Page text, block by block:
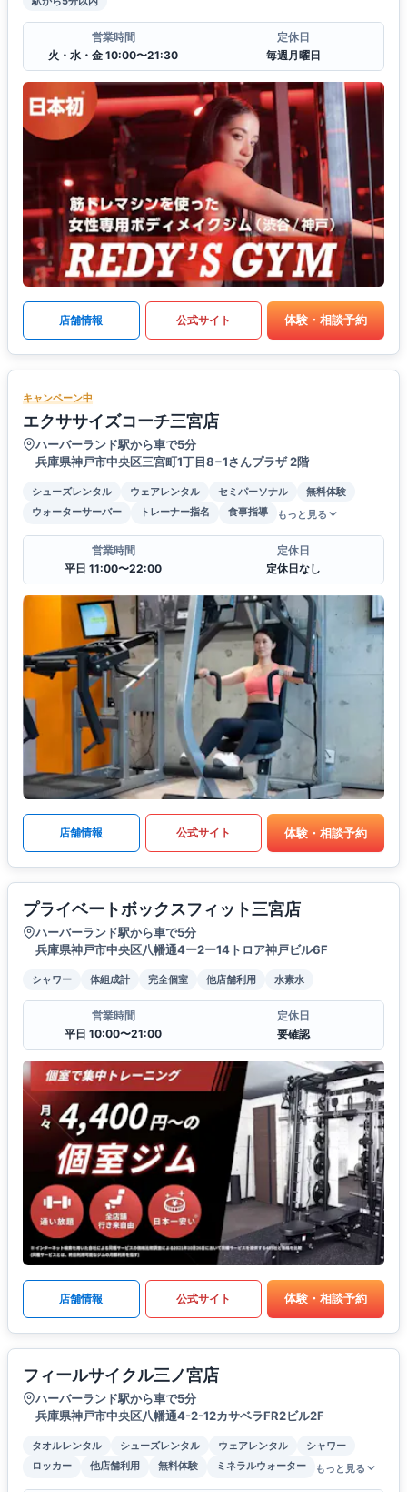
営業時間
火・水・金 10:00〜21:30
定休日
毎週月曜日
店舗情報 公式サイト 体験・相談予約
キャンペーン中
エクササイズコーチ三宮店
ハーバーランド駅から車で5分
兵庫県神戸市中央区三宮町1丁目8−1さんプラザ 2階
シューズレンタル ウェアレンタル セミパーソナル
無料体験
ウォーターサーバー
トレーナー指名 食事指導 もっと見る
営業時間
平日 11:00〜22:00
定休日
定休日なし
店舗情報 公式サイト 体験・相談予約
プライベートボックスフィット三宮店
ハーバーランド駅から車で5分
兵庫県神戸市中央区八幡通4ー2ー14トロア神戸ビル6F
シャワー 体組成計 完全個室 他店舗利用 水素水
営業時間
平日 10:00〜21:00
定休日
要確認
店舗情報 公式サイト 体験・相談予約
フィールサイクル三ノ宮店
ハーバーランド駅から車で5分
兵庫県神戸市中央区八幡通4-2-12カサベラFR2ビル2F
タオルレンタル シューズレンタル ウェアレンタル
シャワー
ロッカー
他店舗利用 無料体験 ミネラルウォーター もっと見る